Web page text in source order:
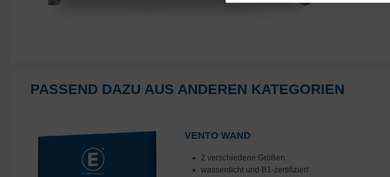
PASSEND DAZU AUS ANDEREN KATEGORIEN
VENTO WAND
2 verschiedene Größen
wasserdicht und B1-zertifiziert